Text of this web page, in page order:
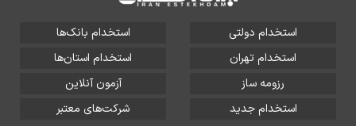
استخدام دولتی
استخدام بانک‌ها
استخدام تهران
استخدام استان‌ها
رزومه ساز
آزمون آنلاین
استخدام جدید
شرکت‌های معتبر